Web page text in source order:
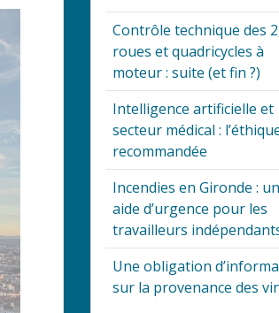
Contrôle technique des
roues et quadricycles à
moteur : suite (et fin ?)
Intelligence artificielle et
secteur médical :
recommandée
Incendies en Gironde :
aide d’urgence pour les
travailleurs
Une obligation
sur la provenance des